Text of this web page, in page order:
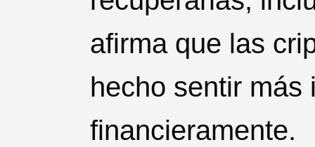
afirma que las
hecho sentir más
financieramente.